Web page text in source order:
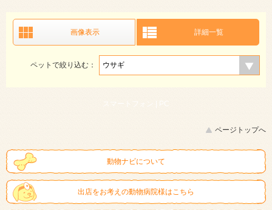
画像表示 詳細一覧
ペットで絞り込む：
スマートフォン | PC
ページトップへ
動物ナビについて
出店をお考えの動物病院様はこちら